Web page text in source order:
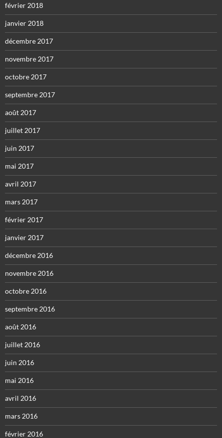
février 2018
janvier 2018
décembre 2017
novembre 2017
octobre 2017
septembre 2017
août 2017
juillet 2017
juin 2017
mai 2017
avril 2017
mars 2017
février 2017
janvier 2017
décembre 2016
novembre 2016
octobre 2016
septembre 2016
août 2016
juillet 2016
juin 2016
mai 2016
avril 2016
mars 2016
février 2016